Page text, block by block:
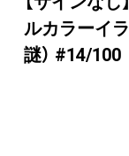
ルカラーイ
謎） #14/100